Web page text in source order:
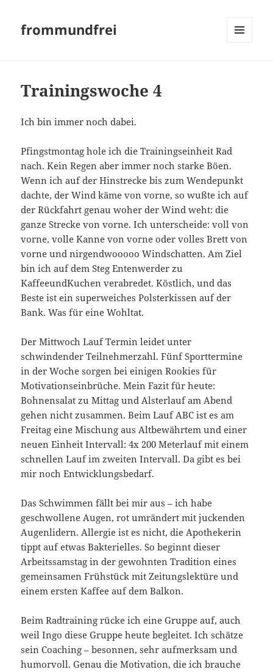
frommundfrei
Trainingswoche 4
Ich bin immer noch dabei.
Pfingstmontag hole ich die Trainingseinheit Rad
nach. Kein Regen aber immer noch starke Böen.
Wenn ich auf der Hinstrecke bis zum Wendepunkt
dachte, der Wind käme von vorne, so wußte ich auf
der Rückfahrt genau woher der Wind weht: die
ganze Strecke von vorne. Ich unterscheide: voll von
vorne, volle Kanne von vorne oder volles Brett von
vorne und nirgendwooooo Windschatten. Am Ziel
bin ich auf dem Steg Entenwerder zu
KaffeeundKuchen verabredet. Köstlich, und das
Beste ist ein superweiches Polsterkissen auf der
Bank. Was für eine Wohltat.
Der Mittwoch Lauf Termin leidet unter
schwindender Teilnehmerzahl. Fünf Sporttermine
in der Woche sorgen bei einigen Rookies für
Motivationseinbrüche. Mein Fazit für heute:
Bohnensalat zu Mittag und Alsterlauf am Abend
gehen nicht zusammen. Beim Lauf ABC ist es am
Freitag eine Mischung aus Altbewährtem und einer
neuen Einheit Intervall: 4x 200 Meterlauf mit einem
schnellen Lauf im zweiten Intervall. Da gibt es bei
mir noch Entwicklungsbedarf.
Das Schwimmen fällt bei mir aus – ich habe
geschwollene Augen, rot umrändert mit juckenden
Augenlidern. Allergie ist es nicht, die Apothekerin
tippt auf etwas Bakterielles. So beginnt dieser
Arbeitssamstag in der gewohnten Tradition eines
gemeinsamen Frühstück mit Zeitungslektüre und
einem ersten Kaffee auf dem Balkon.
Beim Radtraining rücke ich eine Gruppe auf, auch
weil Ingo diese Gruppe heute begleitet. Ich schätze
sein Coaching – besonnen, sehr aufmerksam und
humorvoll. Genau die Motivation, die ich brauche